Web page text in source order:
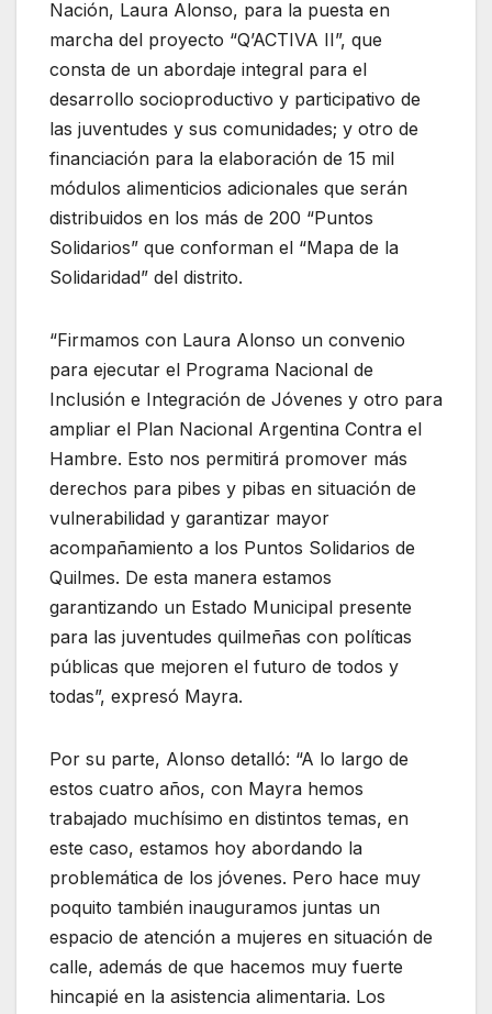
Nación, Laura Alonso, para la puesta en
marcha del proyecto “Q’ACTIVA II”, que
consta de un abordaje integral para el
desarrollo socioproductivo y participativo de
las juventudes y sus comunidades; y otro de
financiación para la elaboración de 15 mil
módulos alimenticios adicionales que serán
distribuidos en los más de 200 “Puntos
Solidarios” que conforman el “Mapa de la
Solidaridad” del distrito.
“Firmamos con Laura Alonso un convenio
para ejecutar el Programa Nacional de
Inclusión e Integración de Jóvenes y otro para
ampliar el Plan Nacional Argentina Contra el
Hambre. Esto nos permitirá promover más
derechos para pibes y pibas en situación de
vulnerabilidad y garantizar mayor
acompañamiento a los Puntos Solidarios de
Quilmes. De esta manera estamos
garantizando un Estado Municipal presente
para las juventudes quilmeñas con políticas
públicas que mejoren el futuro de todos y
todas”, expresó Mayra.
Por su parte, Alonso detalló: “A lo largo de
estos cuatro años, con Mayra hemos
trabajado muchísimo en distintos temas, en
este caso, estamos hoy abordando la
problemática de los jóvenes. Pero hace muy
poquito también inauguramos juntas un
espacio de atención a mujeres en situación de
calle, además de que hacemos muy fuerte
hincapié en la asistencia alimentaria. Los